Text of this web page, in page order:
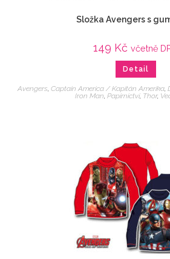
Složka Avengers s
149 Kč včetně
Detail
Avengers Captain America / Kapitán Amerika
Iron Man Papírnictví, Thor,